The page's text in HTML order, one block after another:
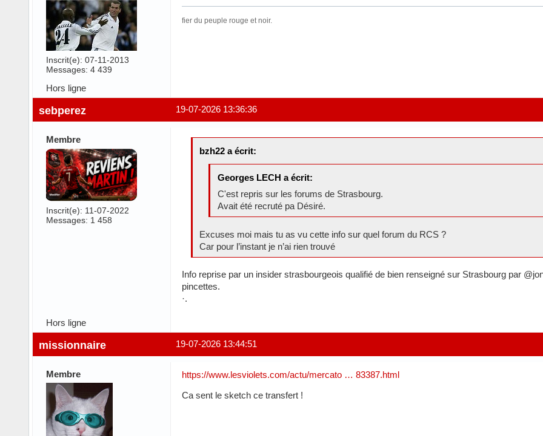
Inscrit(e): 07-11-2013
Messages: 4 439
fier du peuple rouge et noir.
Hors ligne
19-07-2026 13:36:36
sebperez
Membre
Inscrit(e): 11-07-2022
Messages: 1 458
bzh22 a écrit:
Georges LECH a écrit:
C'est repris sur les forums de Strasbourg.
Avait été recruté pa Désiré.
Excuses moi mais tu as vu cette info sur quel forum du RCS ?
Car pour l’instant je n’ai rien trouvé
Info reprise par un insider strasbourgeois qualifié de bien renseigné sur Strasbourg par
pincettes.
·.
Hors ligne
19-07-2026 13:44:51
missionnaire
Membre
https://www.lesviolets.com/actu/mercato … 83387.html
Ca sent le sketch ce transfert !